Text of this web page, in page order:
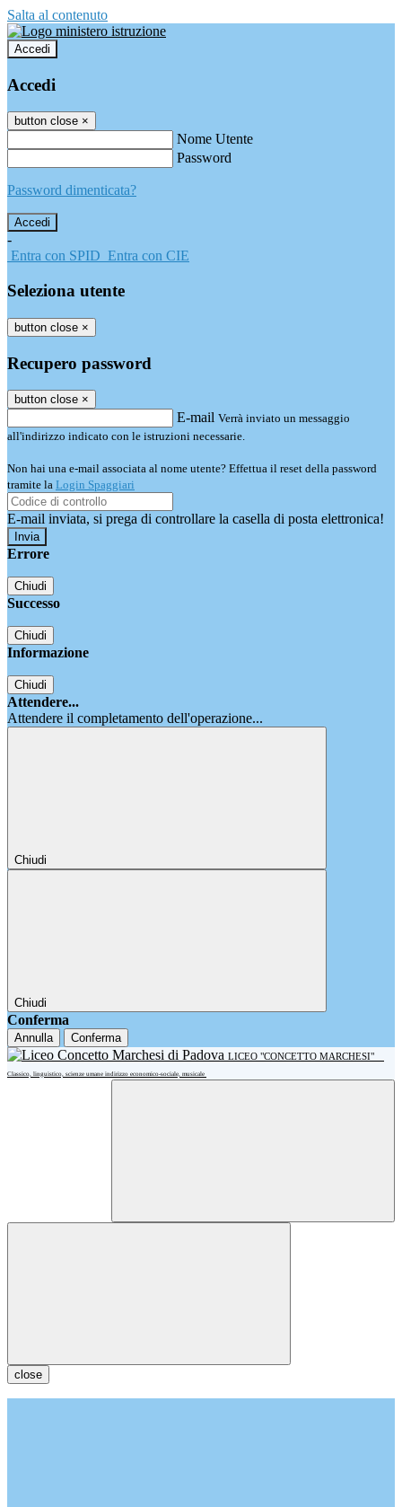
Salta al contenuto
Accedi
Accedi
button close ×
Nome Utente
Password
Password dimenticata?
-
Entra con SPID Entra con CIE
Seleziona utente
button close ×
Recupero password
button close ×
E-mail Verrà inviato un messaggio
all'indirizzo indicato con le istruzioni necessarie.
Non hai una e-mail associata al nome utente? Effettua il reset della password
tramite la Login Spaggiari
E-mail inviata, si prega di controllare la casella di posta elettronica!
Errore
Chiudi
Successo
Chiudi
Informazione
Chiudi
Attendere...
Attendere il completamento dell'operazione...
Chiudi
Chiudi
Conferma
Annulla Conferma
LICEO "CONCETTO MARCHESI"
Classico, linguistico, scienze umane indirizzo economico-sociale, musicale
close